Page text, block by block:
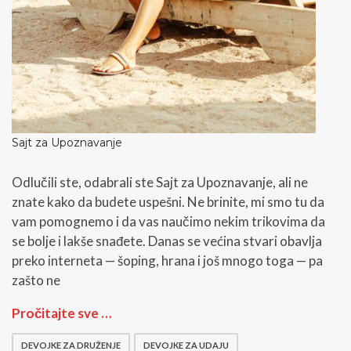
Sajt za Upoznavanje
Odlučili ste, odabrali ste Sajt za Upoznavanje, ali ne
znate kako da budete uspešni. Ne brinite, mi smo tu da
vam pomognemo i da vas naučimo nekim trikovima da
se bolje i lakše snađete. Danas se većina stvari obavlja
preko interneta — šoping, hrana i još mnogo toga — pa
zašto ne
S
Pročitajte sve …
DEVOJKE ZA DRUŽENJE DEVOJKE ZA UDAJU